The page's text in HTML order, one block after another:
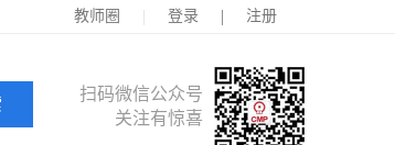
教师圈 | 登录 | 注册
扫码微信公众号
关注有惊喜